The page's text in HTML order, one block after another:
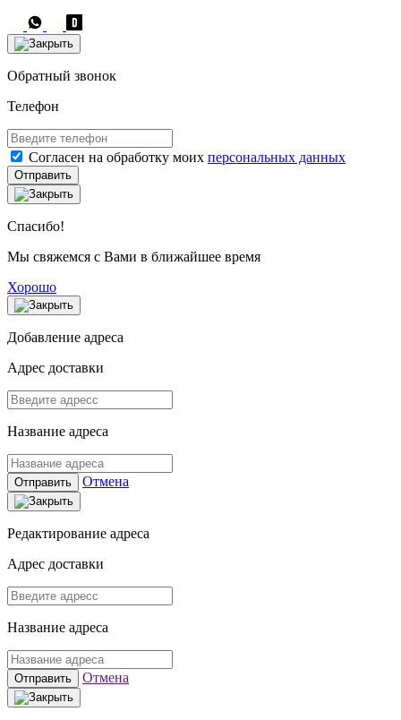
Обратный звонок
Телефон
Согласен на обработку моих персональных данных
Отправить
Спасибо!
Мы свяжемся с Вами в ближайшее время
Хорошо
Добавление адреса
Адрес доставки
Название адреса
Отправить Отмена
Редактирование адреса
Адрес доставки
Название адреса
Отправить Отмена